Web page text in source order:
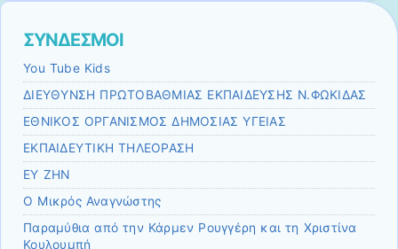
ΣΥΝΔΕΣΜΟΙ
You Tube Kids
ΔΙΕΥΘΥΝΣΗ ΠΡΩΤΟΒΑΘΜΙΑΣ ΕΚΠΑΙΔΕΥΣΗΣ Ν.ΦΩΚΙΔΑΣ
ΕΘΝΙΚΟΣ ΟΡΓΑΝΙΣΜΟΣ ΔΗΜΟΣΙΑΣ ΥΓΕΙΑΣ
ΕΚΠΑΙΔΕΥΤΙΚΗ ΤΗΛΕΟΡΑΣΗ
ΕΥ ΖΗΝ
Ο Μικρός Αναγνώστης
Παραμύθια από την Κάρμεν Ρουγγέρη και τη Χριστίνα
Κουλουμπή